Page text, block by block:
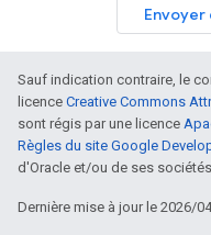
Sauf indication contraire, le
licence Creative Commons
sont régis par une licence
Règles du site Google
d'Oracle et/ou de ses
Dernière mise à jour le 2026/